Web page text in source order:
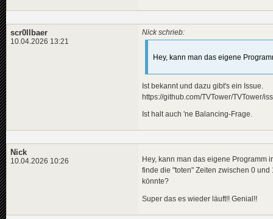
scr0llbaer
10.04.2026 13:21
Nick schrieb:
Hey, kann man das eigene
Ist bekannt und dazu gibt's ein Issue.
https://github.com/TVTower/TVTower/
Ist halt auch 'ne Balancing-Frage.
Nick
10.04.2026 10:26
Hey, kann man das eigene Programm
finde die "toten" Zeiten zwischen 0
könnte?
Super das es wieder läuft!! Genial!!